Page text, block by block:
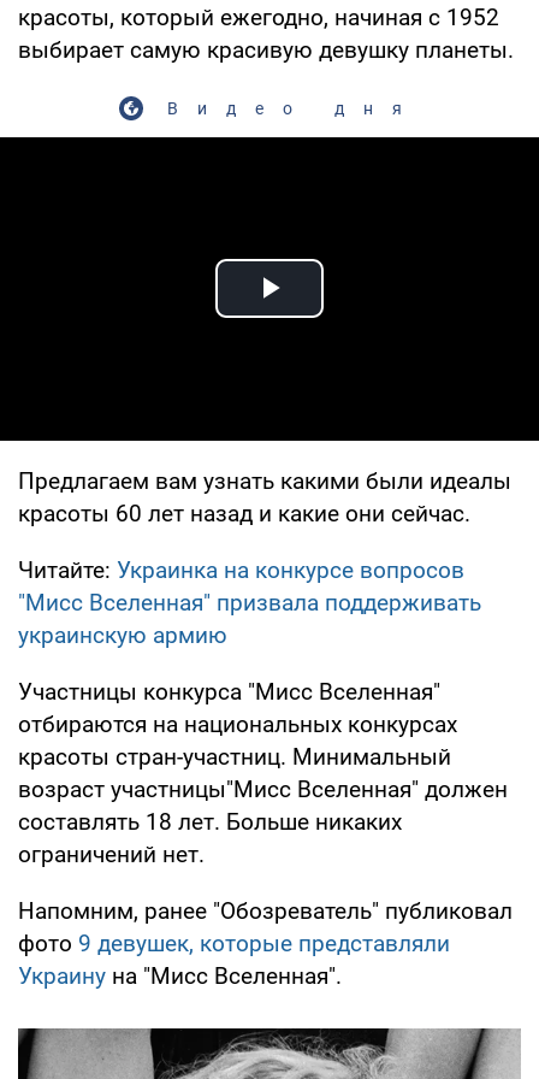
красоты, который ежегодно, начиная с 1952
выбирает самую красивую девушку планеты.
Видео дня
Play Video
Предлагаем вам узнать какими были идеалы
красоты 60 лет назад и какие они сейчас.
Читайте: Украинка на конкурсе вопросов
"Мисс Вселенная" призвала поддерживать
украинскую армию
Участницы конкурса "Мисс Вселенная"
отбираются на национальных конкурсах
красоты стран-участниц. Минимальный
возраст участницы"Мисс Вселенная" должен
составлять 18 лет. Больше никаких
ограничений нет.
Напомним, ранее "Обозреватель" публиковал
фото 9 девушек, которые представляли
Украину на "Мисс Вселенная".